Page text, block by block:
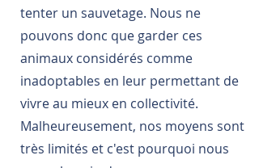
tenter un sauvetage. Nous ne
pouvons donc que garder ces
animaux considérés comme
inadoptables en leur permettant de
vivre au mieux en collectivité.
Malheureusement, nos moyens sont
très limités et c'est pourquoi nous